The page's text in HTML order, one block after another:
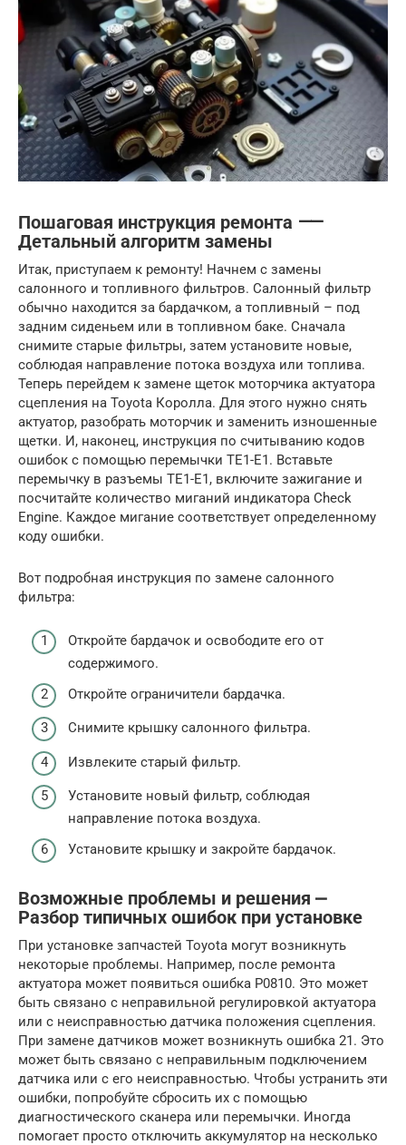
Пошаговая инструкция ремонта ⸺
Детальный алгоритм замены
Итак, приступаем к ремонту! Начнем с замены
салонного и топливного фильтров. Салонный фильтр
обычно находится за бардачком, а топливный – под
задним сиденьем или в топливном баке. Сначала
снимите старые фильтры, затем установите новые,
соблюдая направление потока воздуха или топлива.
Теперь перейдем к замене щеток моторчика актуатора
сцепления на Toyota Королла. Для этого нужно снять
актуатор, разобрать моторчик и заменить изношенные
щетки. И, наконец, инструкция по считыванию кодов
ошибок с помощью перемычки TE1-E1. Вставьте
перемычку в разъемы TE1-E1, включите зажигание и
посчитайте количество миганий индикатора Check
Engine. Каждое мигание соответствует определенному
коду ошибки.
Вот подробная инструкция по замене салонного
фильтра:
Откройте бардачок и освободите его от
содержимого.
Откройте ограничители бардачка.
Снимите крышку салонного фильтра.
Извлеките старый фильтр.
Установите новый фильтр, соблюдая
направление потока воздуха.
Установите крышку и закройте бардачок.
Возможные проблемы и решения ⎼
Разбор типичных ошибок при установке
При установке запчастей Toyota могут возникнуть
некоторые проблемы. Например, после ремонта
актуатора может появиться ошибка P0810. Это может
быть связано с неправильной регулировкой актуатора
или с неисправностью датчика положения сцепления.
При замене датчиков может возникнуть ошибка 21. Это
может быть связано с неправильным подключением
датчика или с его неисправностью. Чтобы устранить эти
ошибки, попробуйте сбросить их с помощью
диагностического сканера или перемычки. Иногда
помогает просто отключить аккумулятор на несколько